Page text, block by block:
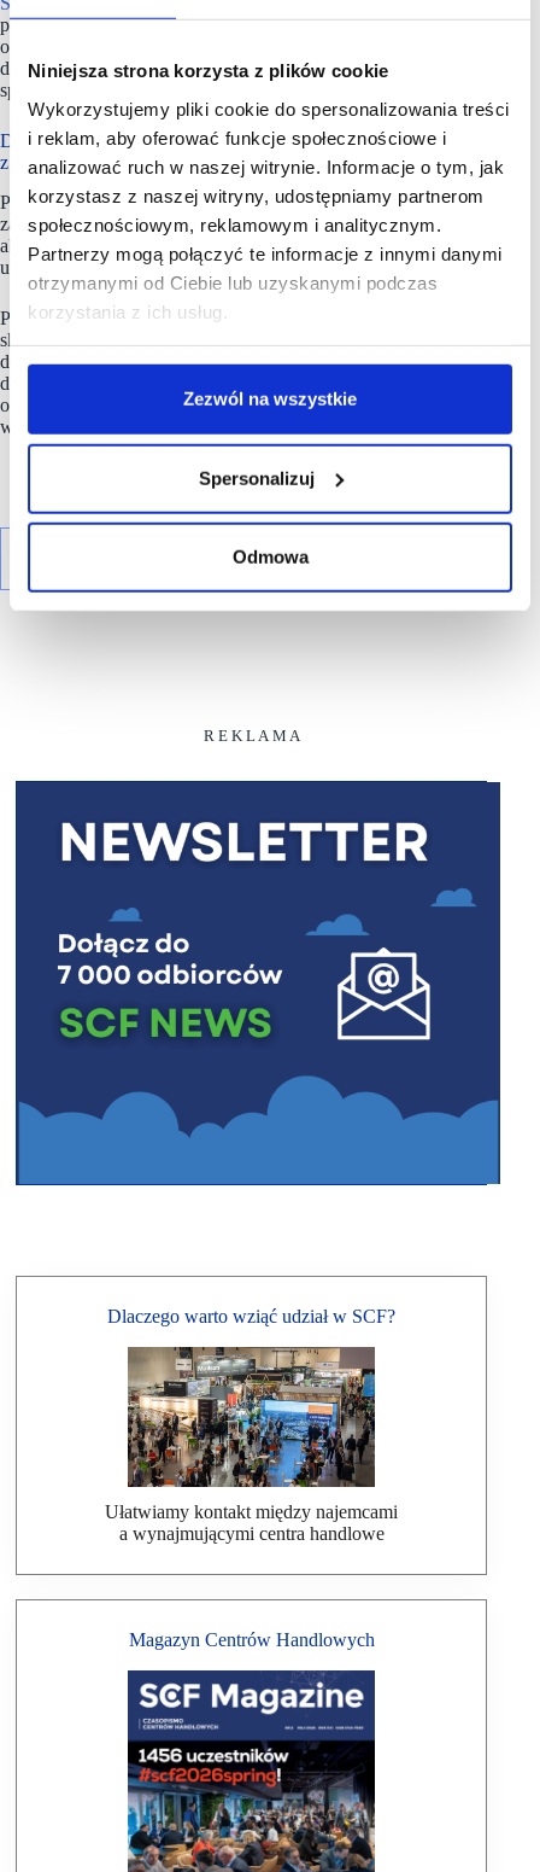
Niniejsza strona korzysta z plików cookie
Wykorzystujemy pliki cookie do spersonalizowania treści
i reklam, aby oferować funkcje społecznościowe i
analizować ruch w naszej witrynie. Informacje o tym, jak
korzystasz z naszej witryny, udostępniamy partnerom
społecznościowym, reklamowym i analitycznym.
Partnerzy mogą połączyć te informacje z innymi danymi
otrzymanymi od Ciebie lub uzyskanymi podczas
korzystania z ich usług.
Zezwól na wszystkie
Spersonalizuj
Odmowa
poprawie efektywności energetycznej oraz dostosowaniu
operacji do najlepszych praktyk ESG, aby tworzyć
długoterminową wartość dla inwestorów i lokalnych
społeczności.
Dalsza ekspansja w sektorze parków handlowych
z dominującym komponentem spożywczym
Po sfinalizowaniu tej transakcji,SPPpozostaje aktywnie
zaangażowane w identyfikację kolejnych możliwości
akwizycyjnych w regionie CEE, ze szczególnym
uwzględnieniem parków handlowych typu food-anchored.
Przejęcie to odzwierciedla dyscyplinę strategii inwestycyjnej,
skoncentrowanej na defensywnych segmentach handlu
detalicznego, silnym popycie konsumenckim,
długoterminowym bezpieczeństwie dochodów
oraz zarządzaniu aktywami nastawionym na wzrost ich
wartości.
R E K L A M A
Dlaczego warto wziąć udział w SCF?
Ułatwiamy kontakt między najemcami
a wynajmującymi centra handlowe
Magazyn Centrów Handlowych